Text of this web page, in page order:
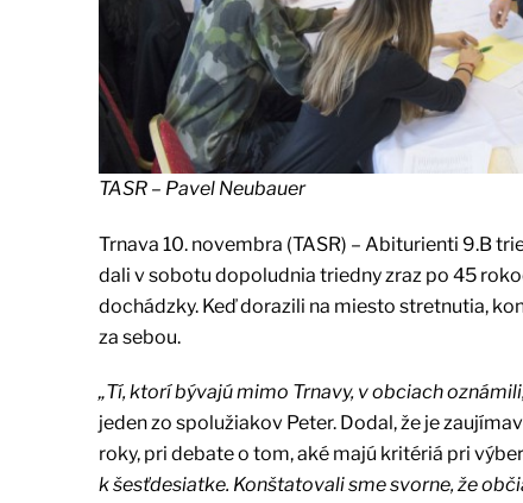
TASR – Pavel Neubauer
Trnava 10. novembra (TASR) – Abiturienti 9.B
dali v sobotu dopoludnia triedny zraz po 45
dochádzky. Keď dorazili na miesto stretnutia,
za sebou.
„Tí, ktorí bývajú mimo Trnavy, v obciach
jeden zo spolužiakov Peter. Dodal, že je
roky, pri debate o tom, aké majú kritériá pri
k šesťdesiatke. Konštatovali sme svorne, že